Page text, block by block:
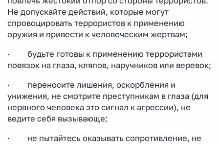
Не допускайте действий, которые могут
спровоцировать террористов к применению
оружия и привести к человеческим жертвам;
· будьте готовы к применению террористами
повязок на глаза, кляпов, наручников или веревок;
· переносите лишения, оскорбления и
унижения, не смотрите преступникам в глаза (для
нервного человека это сигнал к агрессии), не
ведите себя вызывающе;
· не пытайтесь оказывать сопротивление, не